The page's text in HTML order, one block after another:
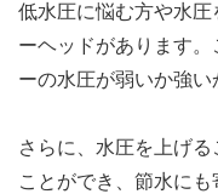
低水圧に悩む方や水
ーヘッドがあります
ーの水圧が弱いか強い
さらに、水圧を上げ
ことができ、節水に